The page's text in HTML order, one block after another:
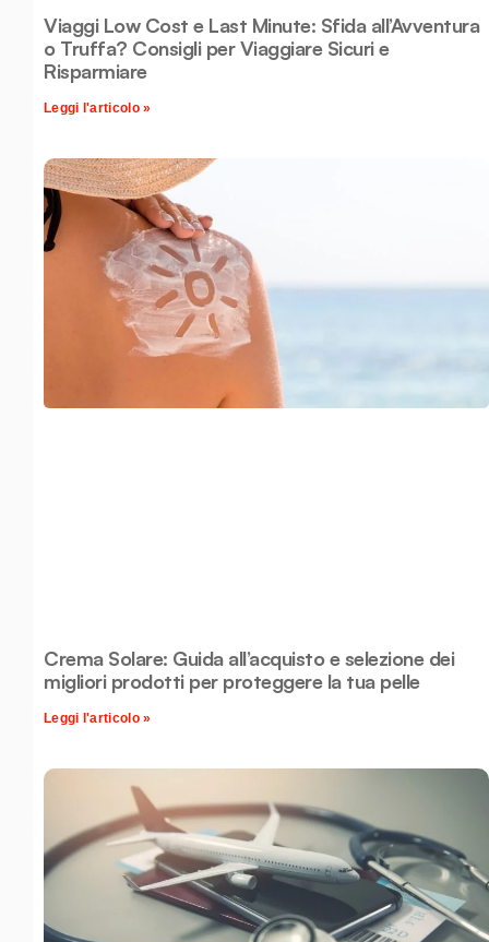
Viaggi Low Cost e Last Minute: Sfida all’Avventura
o Truffa? Consigli per Viaggiare Sicuri e
Risparmiare
Leggi l'articolo »
Crema Solare: Guida all’acquisto e selezione dei
migliori prodotti per proteggere la tua pelle
Leggi l'articolo »